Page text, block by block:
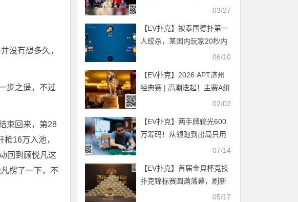
没有想多久，
步之遥，不过
束回来，第28
16万入池，
回到顾悦凡这
楞了一下，不
03/27
【EV扑克】被泰国德扑第一
人绞杀，某国内玩家20秒内
06/10
【EV扑克】2026 APT济州
经典赛 | 高潮迭起！主赛A组
参赛高增长达676人次！中
豪客赛冠军！
02/02
【EV扑克】两手牌输光600
万筹码！从领跑到出局只用
了20分钟 | WSOP主赛惊天
07/14
【EV扑克】首届金貝杯竞技
扑克锦标赛圆满落幕，刷新
亚洲短牌主赛最大奖池，期
05/17